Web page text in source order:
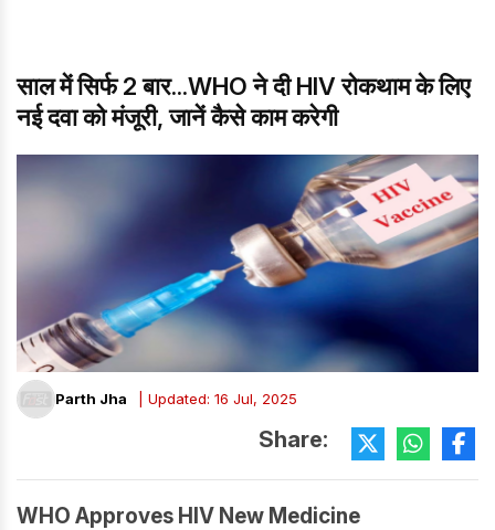
साल में सिर्फ 2 बार...WHO ने दी HIV रोकथाम के लिए
नई दवा को मंजूरी, जानें कैसे काम करेगी
Parth Jha | Updated: 16 Jul, 2025
Share:
WHO Approves HIV New Medicine